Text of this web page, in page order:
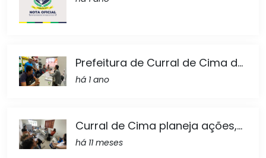
Prefeitura de Curral de Cima d...
há 1 ano
Curral de Cima planeja ações,...
há 11 meses